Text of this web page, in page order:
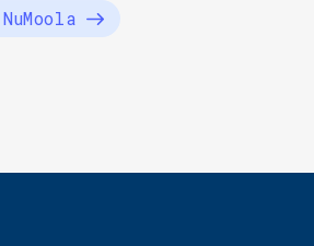
NuMoola